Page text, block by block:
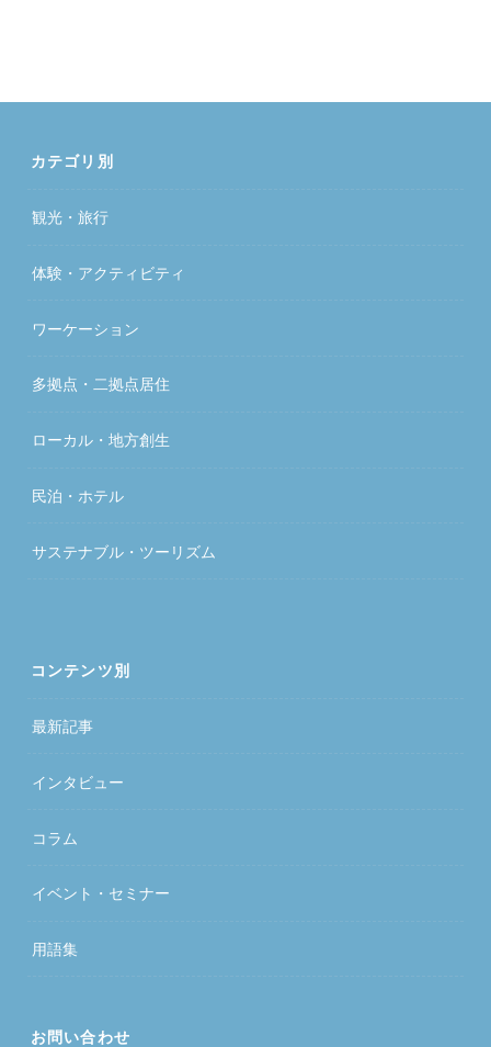
カテゴリ別
観光・旅行
体験・アクティビティ
ワーケーション
多拠点・二拠点居住
ローカル・地方創生
民泊・ホテル
サステナブル・ツーリズム
コンテンツ別
最新記事
インタビュー
コラム
イベント・セミナー
用語集
お問い合わせ